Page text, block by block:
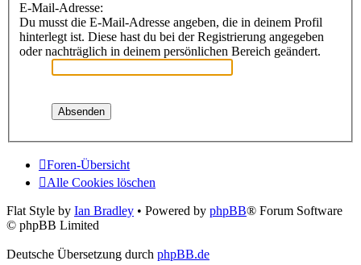
E-Mail-Adresse:
Du musst die E-Mail-Adresse angeben, die in deinem Profil
hinterlegt ist. Diese hast du bei der Registrierung angegeben
oder nachträglich in deinem persönlichen Bereich geändert.
Foren-Übersicht
Alle Cookies löschen
Flat Style by Ian Bradley • Powered by phpBB® Forum Software
© phpBB Limited
Deutsche Übersetzung durch phpBB.de